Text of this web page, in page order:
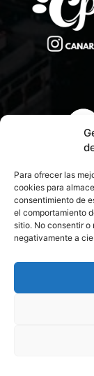
Para ofrecer las
cookies para
consentimiento de
el comportamiento
sitio. No consentir
negativamente a
CONTACTA
© 2026